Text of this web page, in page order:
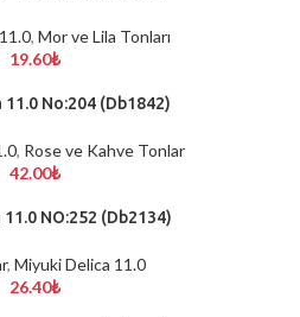
, Mor ve Lila Tonları
19.60₺
No:204 (Db1842)
, Rose ve Kahve Tonlar
42.00₺
NO:252 (Db2134)
, Miyuki Delica 11.0
26.40₺